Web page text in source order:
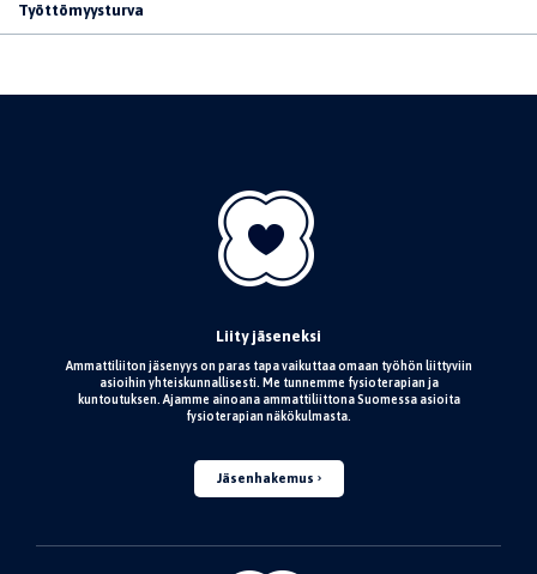
Työttömyysturva
Liity jäseneksi
Ammattiliiton jäsenyys on paras tapa vaikuttaa omaan työhön liittyviin
asioihin yhteiskunnallisesti. Me tunnemme fysioterapian ja
kuntoutuksen. Ajamme ainoana ammattiliittona Suomessa asioita
fysioterapian näkökulmasta.
Jäsenhakemus